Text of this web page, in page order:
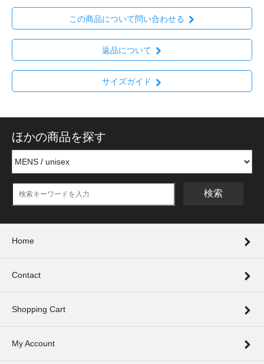
この商品について問い合わせる
返品について
サイズガイド
ほかの商品を探す
検索
Home
Contact
Shopping Cart
My Account